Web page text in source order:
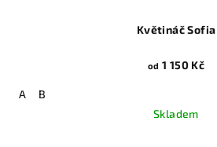
Květináč Sofia
od 1 150 Kč
A
B
Skladem